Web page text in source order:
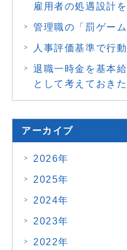
雇用者の処遇設計
管理職の「罰ゲー
人事評価基準で行
退職一時金を基本
として考えておき
アーカイブ
2026年
2025年
2024年
2023年
2022年